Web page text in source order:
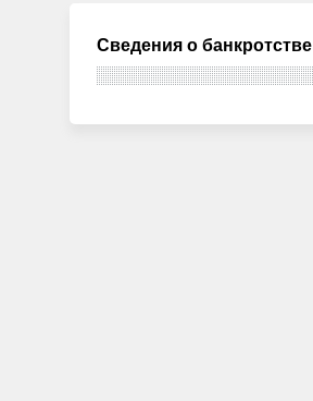
Сведения о банкротстве